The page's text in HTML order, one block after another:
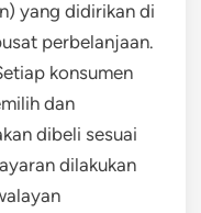
yang didirikan di
perbelanjaan.
konsumen
dan
dibeli sesuai
dilakukan